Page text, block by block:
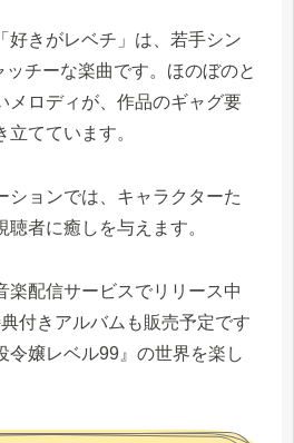
好きがレベチ」は、若手シン
ッチーな楽曲です。ほのぼのと
メロディが、作品のギャグ要
てています。
ションでは、キャラクターた
者に癒しを与えます。
楽配信サービスでリリース中
付きアルバムも販売予定です
令嬢レベル99』の世界を楽し